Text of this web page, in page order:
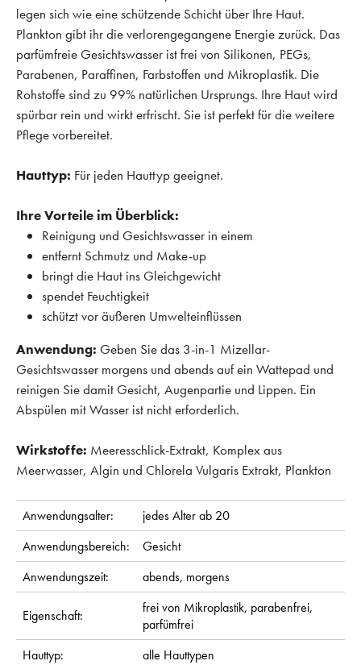
legen sich wie eine schützende Schicht über Ihre Haut.
Plankton gibt ihr die verlorengegangene Energie zurück. Das
parfümfreie Gesichtswasser ist frei von Silikonen, PEGs,
Parabenen, Paraffinen, Farbstoffen und Mikroplastik. Die
Rohstoffe sind zu 99% natürlichen Ursprungs. Ihre Haut wird
spürbar rein und wirkt erfrischt. Sie ist perfekt für die weitere
Pflege vorbereitet.
Hauttyp: Für jeden Hauttyp geeignet.
Ihre Vorteile im Überblick:
Reinigung und Gesichtswasser in einem
entfernt Schmutz und Make-up
bringt die Haut ins Gleichgewicht
spendet Feuchtigkeit
schützt vor äußeren Umwelteinflüssen
Anwendung: Geben Sie das 3-in-1 Mizellar-
Gesichtswasser morgens und abends auf ein Wattepad und
reinigen Sie damit Gesicht, Augenpartie und Lippen. Ein
Abspülen mit Wasser ist nicht erforderlich.
Wirkstoffe: Meeresschlick-Extrakt, Komplex aus
Meerwasser, Algin und Chlorela Vulgaris Extrakt, Plankton
Anwendungsalter:
jedes Alter ab 20
Anwendungsbereich:
Gesicht
Anwendungszeit:
abends, morgens
Eigenschaft: frei von Mikroplastik, parabenfrei,
parfümfrei
Hauttyp:
alle Hauttypen